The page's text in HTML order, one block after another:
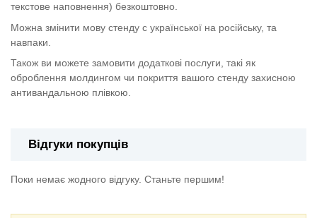
текстове наповнення) безкоштовно.
Можна змінити мову стенду с української на російську, та
навпаки.
Також ви можете замовити додаткові послуги, такі як
оброблення молдингом чи покриття вашого стенду захисною
антивандальною плівкою.
Відгуки покупців
Поки немає жодного відгуку. Станьте першим!